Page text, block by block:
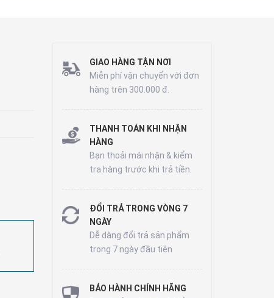
GIAO HÀNG TẬN NƠI
Miễn phí vận chuyển với đơn
hàng trên 300.000 đ.
THANH TOÁN KHI NHẬN
HÀNG
Bạn thoải mái nhận & kiểm
tra hàng trước khi trả tiền.
ĐỔI TRẢ TRONG VÒNG 7
NGÀY
Dễ dàng đổi trả sản phẩm
trong 7 ngày đầu tiên
BẢO HÀNH CHÍNH HÃNG